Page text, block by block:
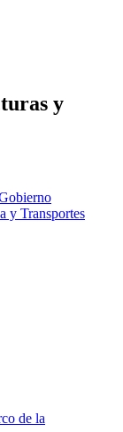
y
y Transportes
de la